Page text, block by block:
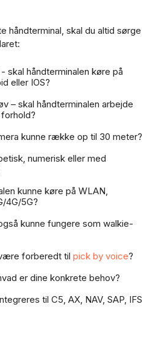
håndterminal, skal du altid sørge
skal håndterminalen køre på
eller IOS?
– skal håndterminalen arbejde
kunne række op til 30 meter?
numerisk eller med
kunne køre på WLAN,
4G/5G?
kunne fungere som walkie-
forberedt til pick by voice?
er dine konkrete behov?
til C5, AX, NAV, SAP, IFS